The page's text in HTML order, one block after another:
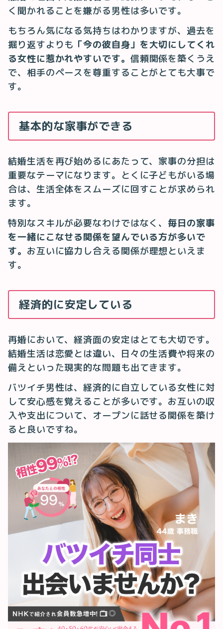
く聞かれることを嫌がる男性は多いです。
もちろん気になる気持ちはわかりますが、過去を
掘り返すよりも 「今の彼自身」を大切にしてくれ
る女性に惹かれやすいです。 信頼関係を築くうえ
で、相手のペースを尊重することがとても大事で
す。
基本的な家事ができる
結婚生活を再び始めるにあたって、家事の分担は
重要なテーマになります。とくに子どもがいる場
合は、生活全体をスムーズに回すことが求められ
ます。
特別なスキルが必要なわけではなく、 毎日の家事
を一緒にこなせる関係を望んでいる方が多いで
す。 お互いに協力し合える関係が理想といえま
す。
経済的に安定している
再婚において、経済面の安定はとても大切です。
結婚生活は恋愛とは違い、日々の生活費や将来の
備えといった現実的な問題も出てきます。
バツイチ男性は、経済的に自立している女性に対
して安心感を覚えることが多いです。お互いの収
入や支出について、オープンに話せる関係を築け
ると良いですね。